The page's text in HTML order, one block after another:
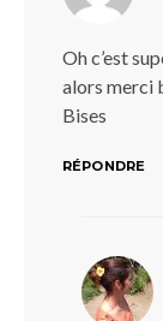
Oh c’est
alors merci
Bises
RÉPONDRE